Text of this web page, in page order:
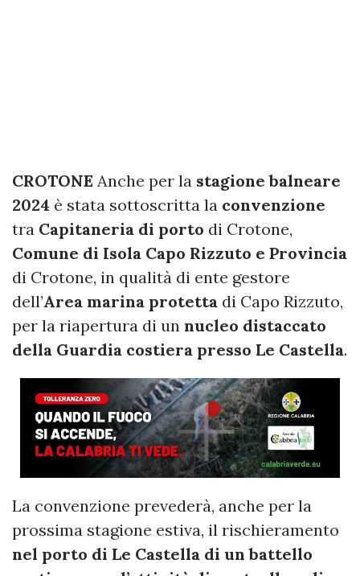
CROTONE Anche per la stagione balneare
2024 è stata sottoscritta la convenzione
tra Capitaneria di porto di Crotone,
Comune di Isola Capo Rizzuto e Provincia
di Crotone, in qualità di ente gestore
dell’Area marina protetta di Capo Rizzuto,
per la riapertura di un nucleo distaccato
della Guardia costiera presso Le Castella.
La convenzione prevederà, anche per la
prossima stagione estiva, il rischieramento
nel porto di Le Castella di un battello